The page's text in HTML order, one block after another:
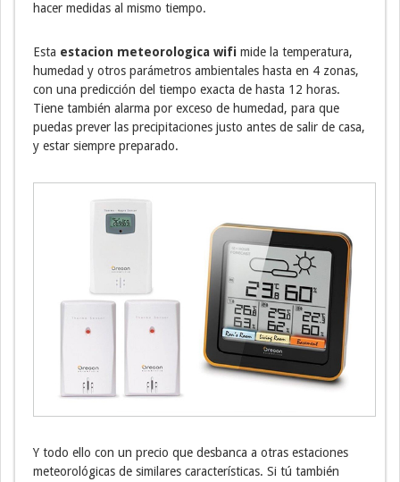
hacer medidas al mismo tiempo.
Esta estacion meteorologica wifi mide la temperatura,
humedad y otros parámetros ambientales hasta en 4 zonas,
con una predicción del tiempo exacta de hasta 12 horas.
Tiene también alarma por exceso de humedad, para que
puedas prever las precipitaciones justo antes de salir de casa,
y estar siempre preparado.
Y todo ello con un precio que desbanca a otras estaciones
meteorológicas de similares características. Si tú también